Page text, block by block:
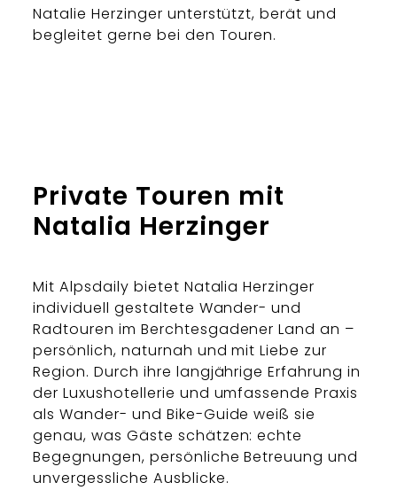
Natalie Herzinger unterstützt, berät und
begleitet gerne bei den Touren.
Private Touren mit
Natalia Herzinger
Mit Alpsdaily bietet Natalia Herzinger
individuell gestaltete Wander- und
Radtouren im Berchtesgadener Land an –
persönlich, naturnah und mit Liebe zur
Region. Durch ihre langjährige Erfahrung in
der Luxushotellerie und umfassende Praxis
als Wander- und Bike-Guide weiß sie
genau, was Gäste schätzen: echte
Begegnungen, persönliche Betreuung und
unvergessliche Ausblicke.